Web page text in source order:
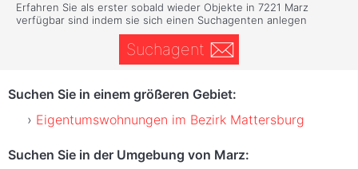
Erfahren Sie als erster sobald wieder Objekte in 7221 Marz
verfügbar sind indem sie sich einen Suchagenten anlegen
Suchagent
Suchen Sie in einem größeren Gebiet:
Eigentumswohnungen im Bezirk Mattersburg
Suchen Sie in der Umgebung von Marz: